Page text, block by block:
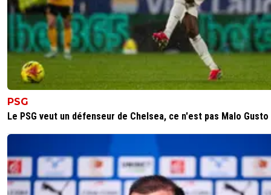
PSG
Le PSG veut un défenseur de Chelsea, ce n'est pas Malo Gusto